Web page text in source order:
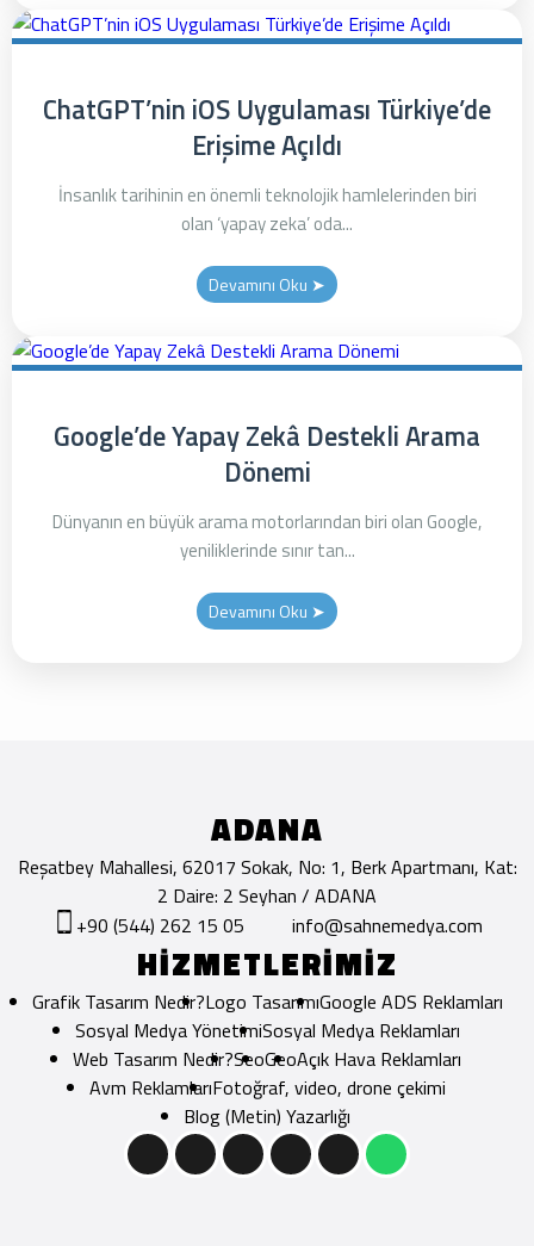
ChatGPT’nin iOS Uygulaması Türkiye’de
Erişime Açıldı
İnsanlık tarihinin en önemli teknolojik hamlelerinden biri
olan ‘yapay zeka’ oda...
Devamını Oku ➤
Google’de Yapay Zekâ Destekli Arama
Dönemi
Dünyanın en büyük arama motorlarından biri olan Google,
yeniliklerinde sınır tan...
Devamını Oku ➤
ADANA
Reşatbey Mahallesi, 62017 Sokak, No: 1, Berk Apartmanı, Kat:
2 Daire: 2 Seyhan / ADANA
+90 (544) 262 15 05
info@sahnemedya.com
HİZMETLERİMİZ
Grafik Tasarım Nedir?Logo TasarımıGoogle ADS Reklamları
Sosyal Medya YönetimiSosyal Medya Reklamları
Web Tasarım Nedir?SeoGeoAçık Hava Reklamları
Avm ReklamlarıFotoğraf, video, drone çekimi
Blog (Metin) Yazarlığı